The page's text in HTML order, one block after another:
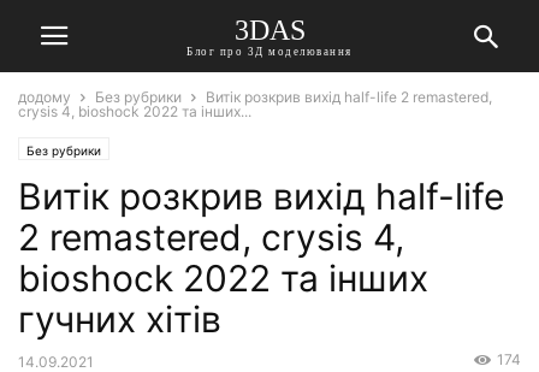
3DAS
Блог про 3Д моделювання
додому Без рубрики
Витік розкрив вихід half-life 2 remastered,
crysis 4, bioshock 2022 та інших...
Без рубрики
Витік розкрив вихід half-life
2 remastered, crysis 4,
bioshock 2022 та інших
гучних хітів
14.09.2021 174